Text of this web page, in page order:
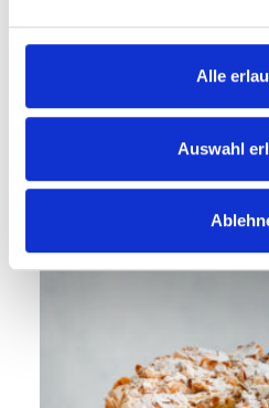
Alle
Auswahl